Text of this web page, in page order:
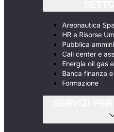
Areonautica
HR e Risorse
Pubblica
Call center e
Energia oil gas
Banca finanza
Formazione